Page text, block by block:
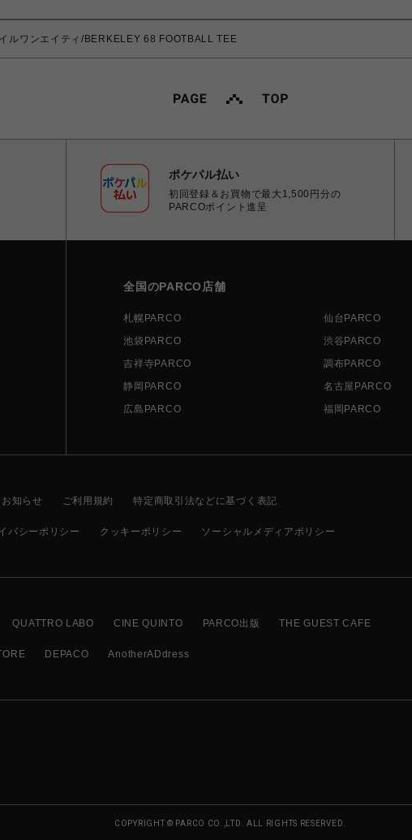
ルワンエイティ/BERKELEY 68 FOOTBALL TEE
ポケパル払い
初回登録＆お買物で最大1,500円分の
PARCOポイント進呈
全国のPARCO店舗
札幌PARCO 仙台PARCO
池袋PARCO
渋谷PARCO
吉祥寺PARCO
調布PARCO
静岡PARCO
名古屋PARCO
広島PARCO
福岡PARCO
お知らせ ご利用規約 特定商取引法などに基づく表記
バシーポリシー クッキーポリシー ソーシャルメディアポリシー
QUATTRO LABO CINE QUINTO PARCO出版 THE GUEST CAFE
DEPACO AnotherADdress
COPYRIGHT © PARCO CO.,LTD. ALL RIGHTS RESERVED.